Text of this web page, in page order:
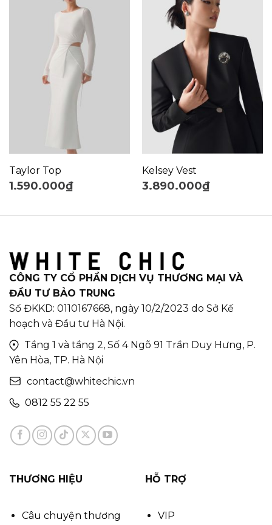
Taylor Top
1.590.000₫
Kelsey Vest
3.890.000₫
CÔNG TY CỔ PHẦN DỊCH VỤ THƯƠNG MẠI VÀ
ĐẦU TƯ BẢO TRUNG
Số ĐKKD: 0110167668, ngày 10/2/2023 do Sở Kế
hoạch và Đầu tư Hà Nội.
Tầng 1 và tầng 2, Số 4 Ngõ 91 Trần Duy Hưng, P.
Yên Hòa, TP. Hà Nội
contact@whitechic.vn
0812 55 22 55
THƯƠNG HIỆU
Câu chuyện thương
HỖ TRỢ
VIP